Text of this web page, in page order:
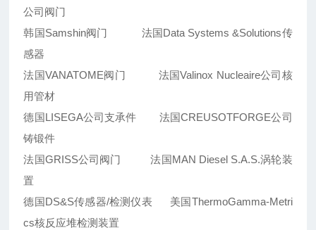
公司阀门
韩国Samshin阀门 法国Data Systems &Solutions传
感器
法国VANATOME阀门 法国Valinox Nucleaire公司核
用管材
德国LISEGA公司支承件 法国CREUSOTFORGE公司
铸锻件
法国GRISS公司阀门 法国MAN Diesel S.A.S.涡轮装
置
德国DS&S传感器/检测仪表 美国ThermoGamma-Metri
cs核反应堆检测装置